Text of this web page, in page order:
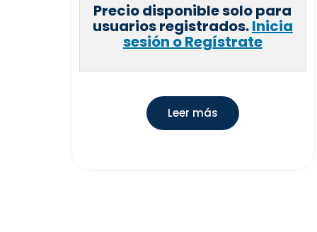
Precio disponible solo para
usuarios registrados.Inicia
sesión o Regístrate
Leer más